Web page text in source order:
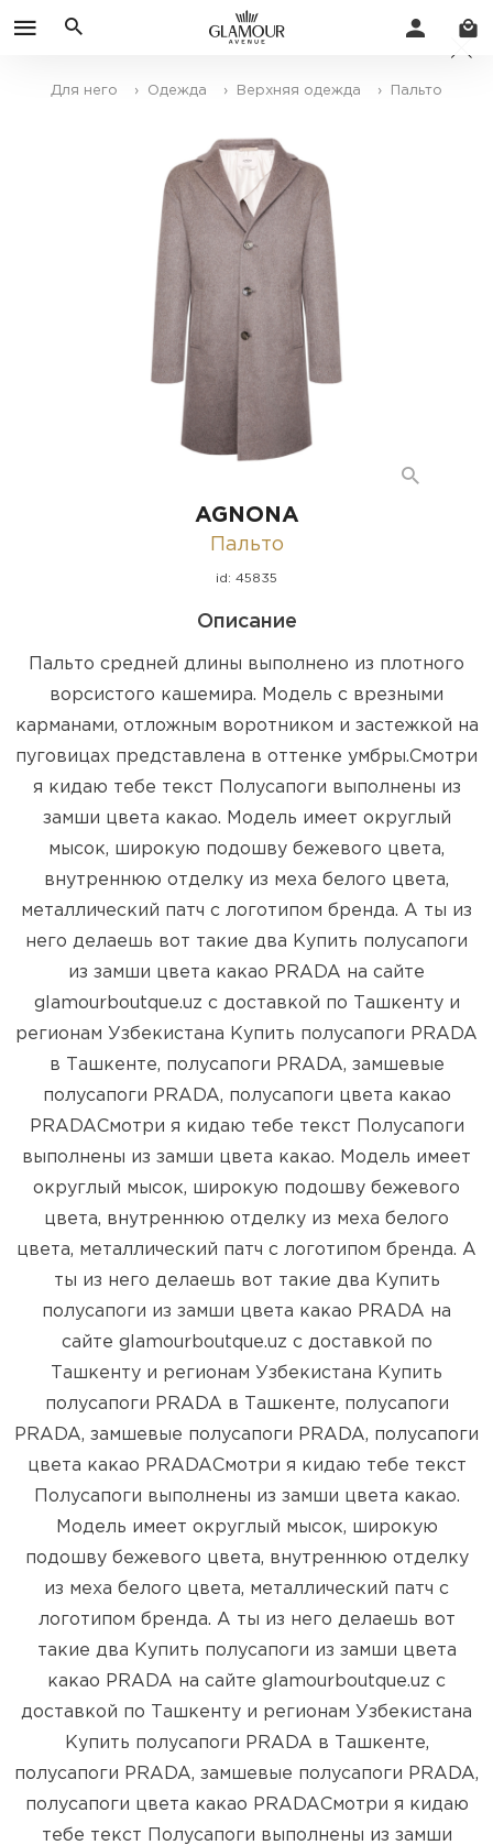
Для него › Одежда › Верхняя одежда › Пальто
AGNONA
Пальто
id: 45835
Описание
Пальто средней длины выполнено из плотного
ворсистого кашемира. Модель с врезными
карманами, отложным воротником и застежкой на
пуговицах представлена в оттенке умбры.Смотри
я кидаю тебе текст Полусапоги выполнены из
замши цвета какао. Модель имеет округлый
мысок, широкую подошву бежевого цвета,
внутреннюю отделку из меха белого цвета,
металлический патч с логотипом бренда. А ты из
него делаешь вот такие два Купить полусапоги
из замши цвета какао PRADA на сайте
glamourboutque.uz с доставкой по Ташкенту и
регионам Узбекистана Купить полусапоги PRADA
в Ташкенте, полусапоги PRADA, замшевые
полусапоги PRADA, полусапоги цвета какао
PRADAСмотри я кидаю тебе текст Полусапоги
выполнены из замши цвета какао. Модель имеет
округлый мысок, широкую подошву бежевого
цвета, внутреннюю отделку из меха белого
цвета, металлический патч с логотипом бренда. А
ты из него делаешь вот такие два Купить
полусапоги из замши цвета какао PRADA на
сайте glamourboutque.uz с доставкой по
Ташкенту и регионам Узбекистана Купить
полусапоги PRADA в Ташкенте, полусапоги
PRADA, замшевые полусапоги PRADA, полусапоги
цвета какао PRADAСмотри я кидаю тебе текст
Полусапоги выполнены из замши цвета какао.
Модель имеет округлый мысок, широкую
подошву бежевого цвета, внутреннюю отделку
из меха белого цвета, металлический патч с
логотипом бренда. А ты из него делаешь вот
такие два Купить полусапоги из замши цвета
какао PRADA на сайте glamourboutque.uz с
доставкой по Ташкенту и регионам Узбекистана
Купить полусапоги PRADA в Ташкенте,
полусапоги PRADA, замшевые полусапоги PRADA,
полусапоги цвета какао PRADAСмотри я кидаю
тебе текст Полусапоги выполнены из замши